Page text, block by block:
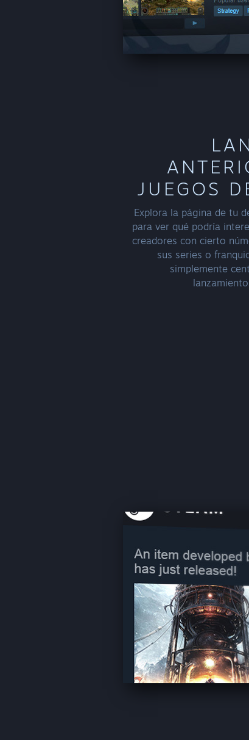
JUEGOS
Explora la página de tu
para ver qué podría
creadores con cierto
sus series o
simplemente